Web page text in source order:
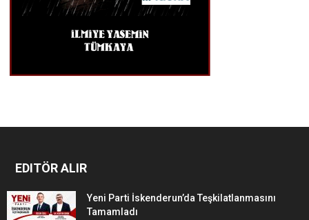
EDITÖR ALIR
Yeni Parti İskenderun’da Teşkilatlanmasını
Tamamladı